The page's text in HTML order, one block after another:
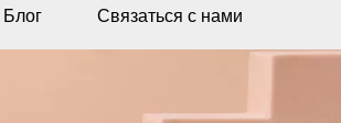
Блог Связаться с нами